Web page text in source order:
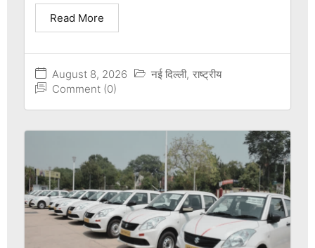
August 8, 2026 नई दिल्ली, राष्ट्रीय
Comment (0)
Read More